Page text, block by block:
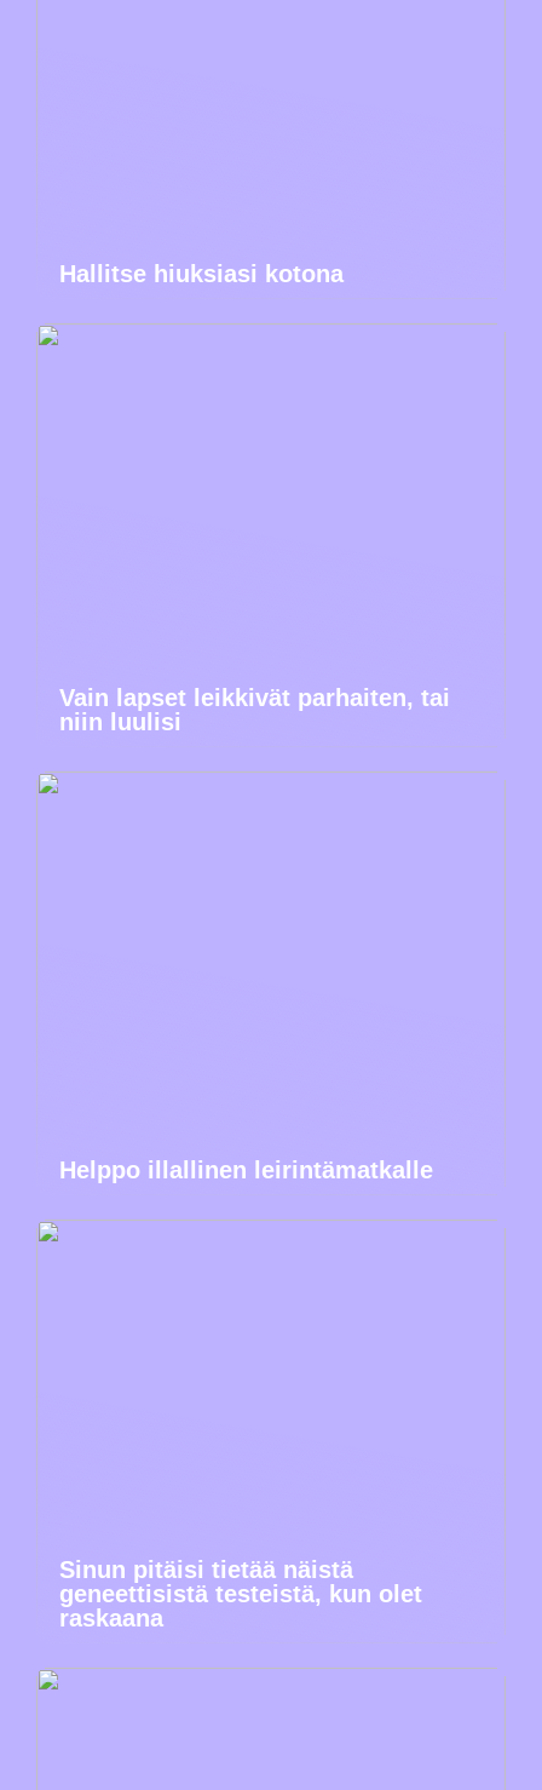
Hallitse hiuksiasi kotona
Vain lapset leikkivät parhaiten, tai
niin luulisi
Helppo illallinen leirintämatkalle
Sinun pitäisi tietää näistä
geneettisistä testeistä, kun olet
raskaana